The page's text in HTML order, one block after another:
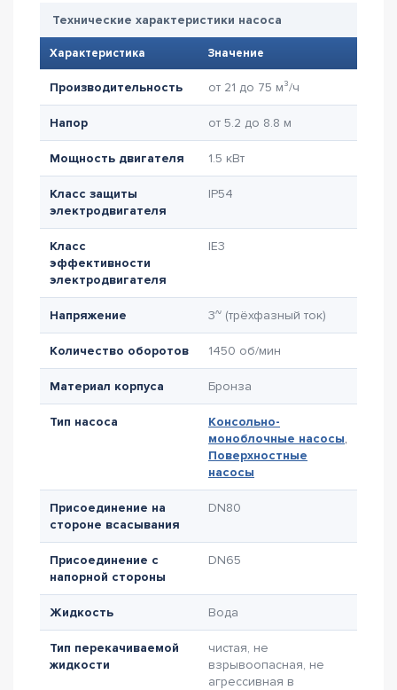
Технические характеристики насоса
Характеристика Значение
Производительность от 21 до 75 м³/ч
Напор от 5.2 до 8.8 м
Мощность двигателя 1.5 кВт
Класс защиты
электродвигателя
IP54
Класс
эффективности
электродвигателя
IE3
Напряжение 3~ (трёхфазный ток)
Количество оборотов 1450 об/мин
Материал корпуса Бронза
Тип насоса
Консольно-
моноблочные насосы,
Поверхностные
насосы
Присоединение на
стороне всасывания
DN80
Присоединение с
напорной стороны
DN65
Жидкость Вода
Тип перекачиваемой
жидкости
чистая, не
взрывоопасная, не
агрессивная в